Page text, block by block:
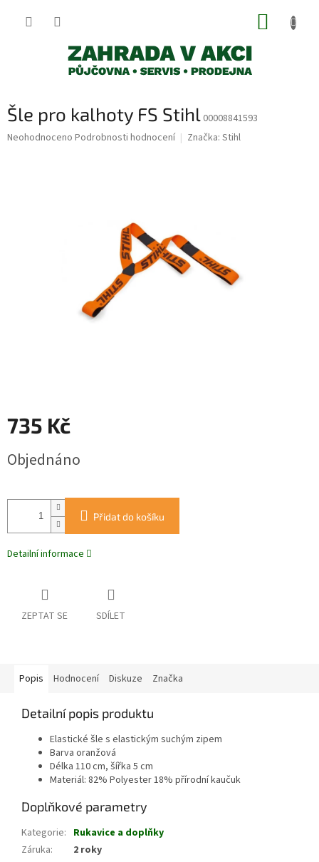
Šle pro kalhoty FS Stihl 00008841593
Průměrné
Neohodnoceno Podrobnosti hodnocení Značka: Stihl
735 Kč
cena:
Objednáno
Přidat do košíku
Detailní informace
ZEPTAT SE SDÍLET
Popis Hodnocení Diskuze Značka
Detailní popis produktu
Elastické šle s elastickým suchým zipem
Barva oranžová
Délka 110 cm, šířka 5 cm
Materiál: 82% Polyester 18% přírodní kaučuk
Doplňkové parametry
Kategorie: Rukavice a doplňky
Záruka: 2 roky